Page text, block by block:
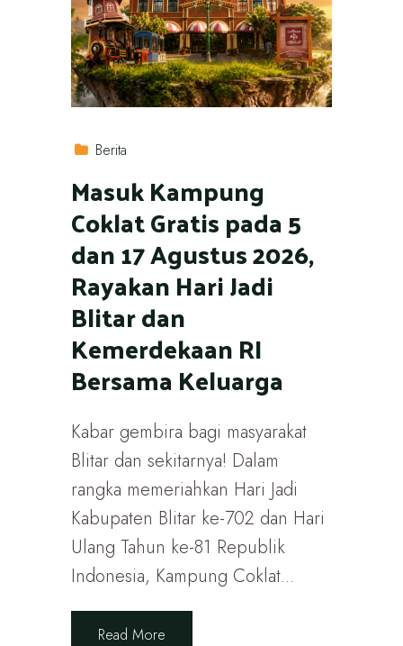
Berita
Masuk Kampung
Coklat Gratis pada 5
dan 17 Agustus 2026,
Rayakan Hari Jadi
Blitar dan
Kemerdekaan RI
Bersama Keluarga
Kabar gembira bagi masyarakat
Blitar dan sekitarnya! Dalam
rangka memeriahkan Hari Jadi
Kabupaten Blitar ke-702 dan Hari
Ulang Tahun ke-81 Republik
Indonesia, Kampung Coklat...
Read More